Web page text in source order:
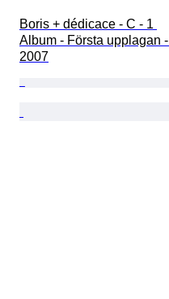
Boris + dédicace - C - 1
Album - Första upplagan -
2007